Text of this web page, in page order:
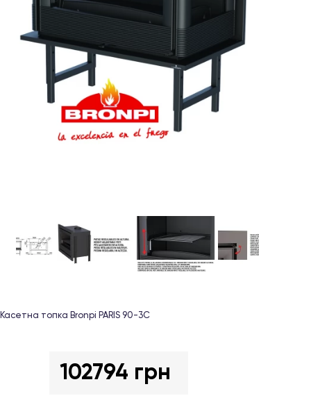
Касетна топка Bronpi PARIS 90-3C
102794 грн